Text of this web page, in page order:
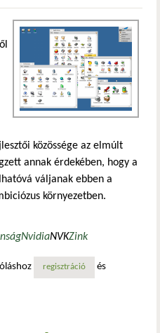
közössége az elmúlt
annak érdekében, hogy a
váljanak ebben a
környezetben.
NvidiaNVKZink
grafikus támogatásában haiku os
regisztráció és